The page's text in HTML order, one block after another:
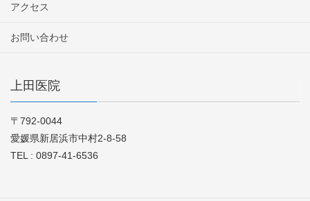
アクセス
お問い合わせ
上田医院
〒792-0044
愛媛県新居浜市中村2-8-58
TEL : 0897-41-6536